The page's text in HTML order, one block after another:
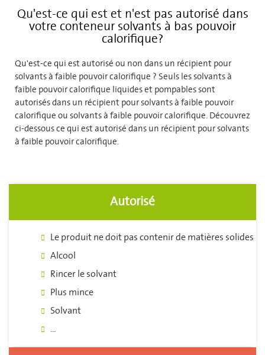
Qu'est-ce qui est et n'est pas autorisé dans
votre conteneur solvants à bas pouvoir
calorifique?
Qu'est-ce qui est autorisé ou non dans un récipient pour
solvants à faible pouvoir calorifique ? Seuls les solvants à
faible pouvoir calorifique liquides et pompables sont
autorisés dans un récipient pour solvants à faible pouvoir
calorifique ou solvants à faible pouvoir calorifique. Découvrez
ci-dessous ce qui est autorisé dans un récipient pour solvants
à faible pouvoir calorifique.
Autorisé
Le produit ne doit pas contenir de matières solides
Alcool
Rincer le solvant
Plus mince
Solvant
...